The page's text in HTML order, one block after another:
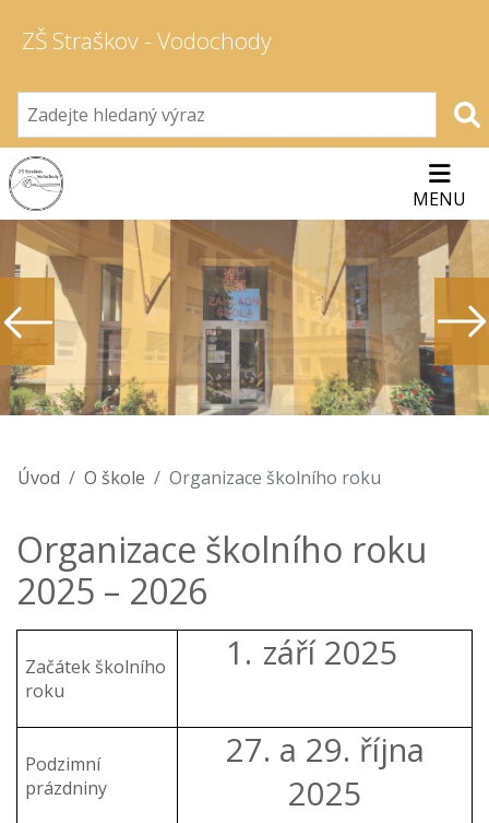
ZŠ Straškov - Vodochody
MENU
Úvod O škole Organizace školního roku
Organizace školního roku
2025 – 2026
Začátek školního
roku
1. září 2025
Podzimní
prázdniny
27. a 29. října
2025